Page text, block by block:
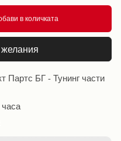
в количката
Партс БГ - Тунинг части